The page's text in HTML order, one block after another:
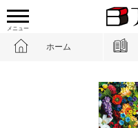
メニュー
ホーム